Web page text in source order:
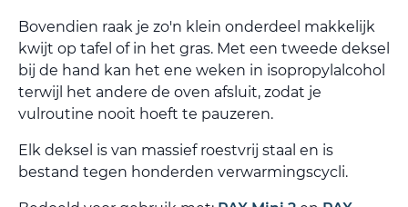
Bovendien raak je zo'n klein onderdeel makkelijk
kwijt op tafel of in het gras. Met een tweede deksel
bij de hand kan het ene weken in isopropylalcohol
terwijl het andere de oven afsluit, zodat je
vulroutine nooit hoeft te pauzeren.
Elk deksel is van massief roestvrij staal en is
bestand tegen honderden verwarmingscycli.